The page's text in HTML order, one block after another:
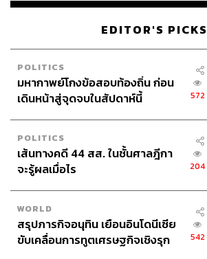
EDITOR'S PICKS
POLITICS
มหากาพย์โกงข้อสอบท้องถิ่น ก่อน
เดินหน้าสู่จุดจบในสัปดาห์นี้
572
POLITICS
เส้นทางคดี 44 สส. ในชั้นศาลฎีกา
จะรู้ผลเมื่อไร
204
WORLD
สรุปภารกิจอนุทิน เยือนอินโดนีเซีย
ขับเคลื่อนการทูตเศรษฐกิจเชิงรุก
542